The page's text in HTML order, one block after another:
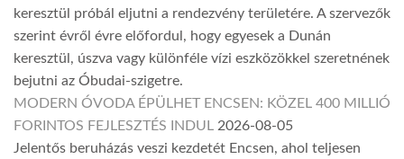
keresztül próbál eljutni a rendezvény területére. A szervezők
szerint évről évre előfordul, hogy egyesek a Dunán
keresztül, úszva vagy különféle vízi eszközökkel szeretnének
bejutni az Óbudai-szigetre.
MODERN ÓVODA ÉPÜLHET ENCSEN: KÖZEL 400 MILLIÓ
FORINTOS FEJLESZTÉS INDUL 2026-08-05
Jelentős beruházás veszi kezdetét Encsen, ahol teljesen